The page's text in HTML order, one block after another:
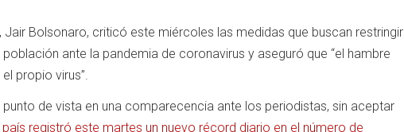
Jair Bolsonaro, criticó este miércoles las medidas que buscan restringir
ante la pandemia de coronavirus y aseguró que “el hambre
propio virus”.
de vista en una comparecencia ante los periodistas, sin aceptar
registró este martes un nuevo récord diario en el número de